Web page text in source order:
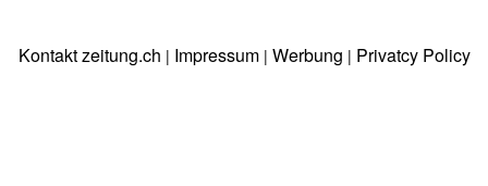
Kontakt zeitung.ch | Impressum| Werbung | Privatcy Policy